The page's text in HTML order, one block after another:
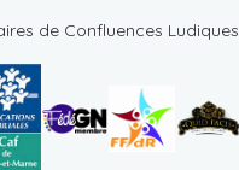
de Confluences Ludiques